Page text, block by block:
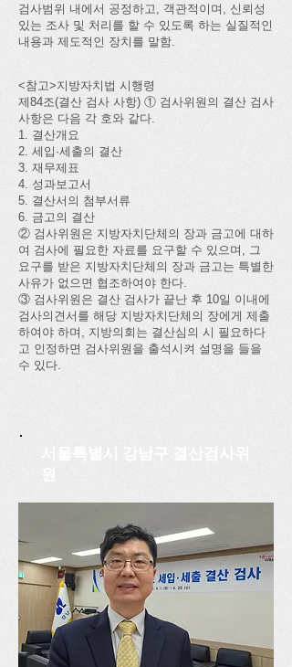
검사범위 내에서 공정하고, 객관적이며, 신뢰성
있는 조사 및 처리를 할 수 있도록 하는 실질적인
내용과 제도적인 장치를 말함.
<참고>지방자치법 시행령
제84조(결산 검사 사항) ① 검사위원의 결산 검사
사항은 다음 각 호와 같다.
1. 결산개요
2. 세입·세출의 결산
3. 재무제표
4. 성과보고서
5. 결산서의 첨부서류
6. 금고의 결산
② 검사위원은 지방자치단체의 장과 금고에 대하
여 검사에 필요한 자료를 요구할 수 있으며, 그
요구를 받은 지방자치단체의 장과 금고는 특별한
사유가 없으면 협조하여야 한다.
③ 검사위원은 결산 검사가 끝난 후 10일 이내에
검사의견서를 해당 지방자치단체의 장에게 제출
하여야 하며, 지방의회는 결산심의 시 필요하다
고 인정하면 검사위원을 출석시켜 설명을 들을
수 있다.
서울특별시 강남구 결산검사위